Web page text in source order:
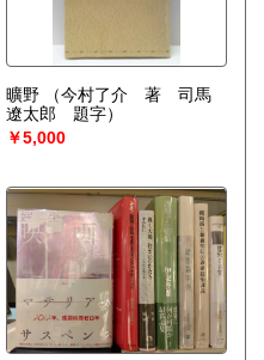
曠野
（今村了介 著 司馬
遼太郎 題字）
￥5,000